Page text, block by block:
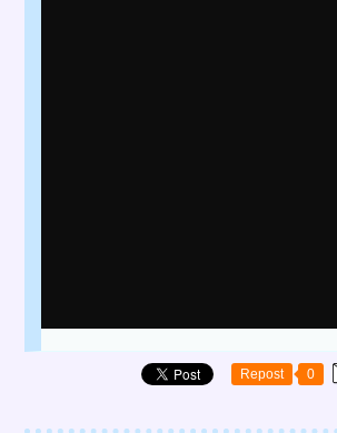
Repost 0